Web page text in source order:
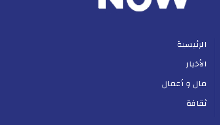
الرئيسية
الأخبار
مال و أعمال
ثقافة